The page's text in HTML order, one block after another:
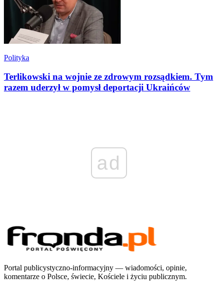
Polityka
Terlikowski na wojnie ze zdrowym rozsądkiem. Tym
razem uderzył w pomysł deportacji Ukraińców
ad
Portal publicystyczno-informacyjny — wiadomości, opinie,
komentarze o Polsce, świecie, Kościele i życiu publicznym.